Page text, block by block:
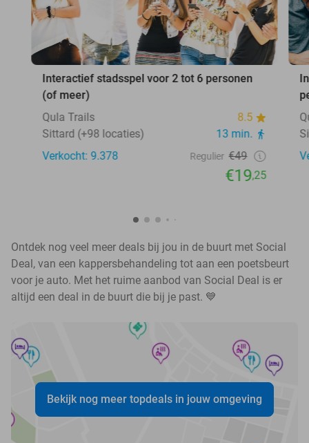
Interactief stadsspel voor 2 tot 6 personen
(of meer)
Qula Trails
8.5
Sittard (+98 locaties)
13 min.
Verkocht: 9.378
Regulier €49
€19,25
Ontdek nog veel meer deals bij jou in de buurt met Social
Deal, van een kappersbehandeling tot aan een poetsbeurt
voor je auto. Met het ruime aanbod van Social Deal is er
altijd een deal in de buurt die bij je past. 💙
Bekijk nog meer topdeals in jouw omgeving